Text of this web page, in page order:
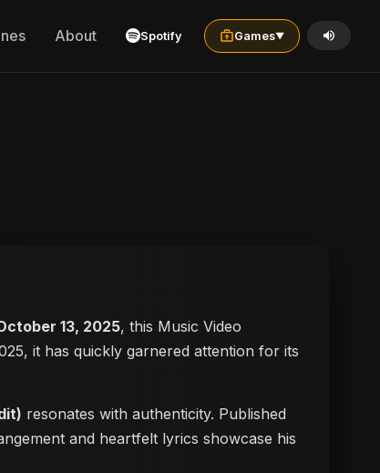
About Spotify Games▼
13, 2025, this Music Video
it has quickly garnered attention for its
resonates with authenticity. Published
and heartfelt lyrics showcase his